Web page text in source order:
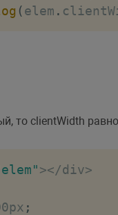
(elem .
то clientWidth
></div>
;